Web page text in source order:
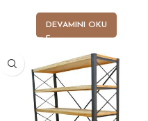
DEVAMINI OKU